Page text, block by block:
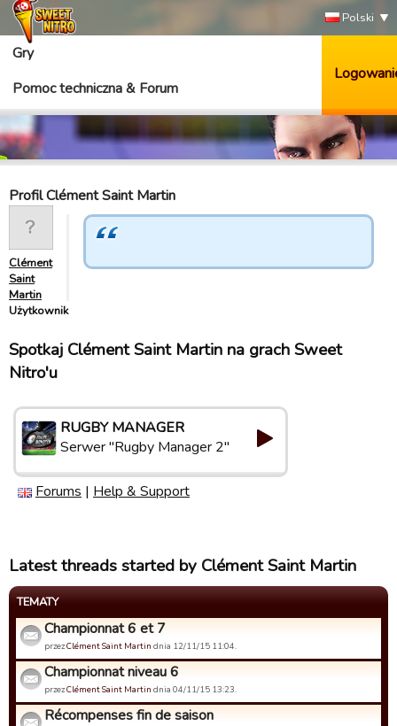
Polski
Gry
Pomoc techniczna & Forum
Profil Clément Saint Martin
Clément
Saint
Martin
Użytkownik
Spotkaj Clément Saint Martin na grach Sweet
Nitro'u
RUGBY MANAGER
Serwer "Rugby Manager 2"
Forums | Help & Support
Latest threads started by Clément Saint Martin
TEMATY
Championnat 6 et 7
przezClément Saint Martin dnia 12/11/15 11:04.
Championnat niveau 6
przezClément Saint Martin dnia 04/11/15 13:23.
Récompenses fin de saison